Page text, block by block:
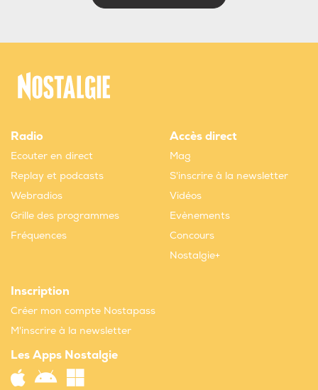
Radio
Ecouter en direct
Replay et podcasts
Webradios
Grille des programmes
Fréquences
Accès direct
Mag
S'inscrire à la newsletter
Vidéos
Evènements
Concours
Nostalgie+
Inscription
Créer mon compte Nostapass
M'inscrire à la newsletter
Les Apps Nostalgie